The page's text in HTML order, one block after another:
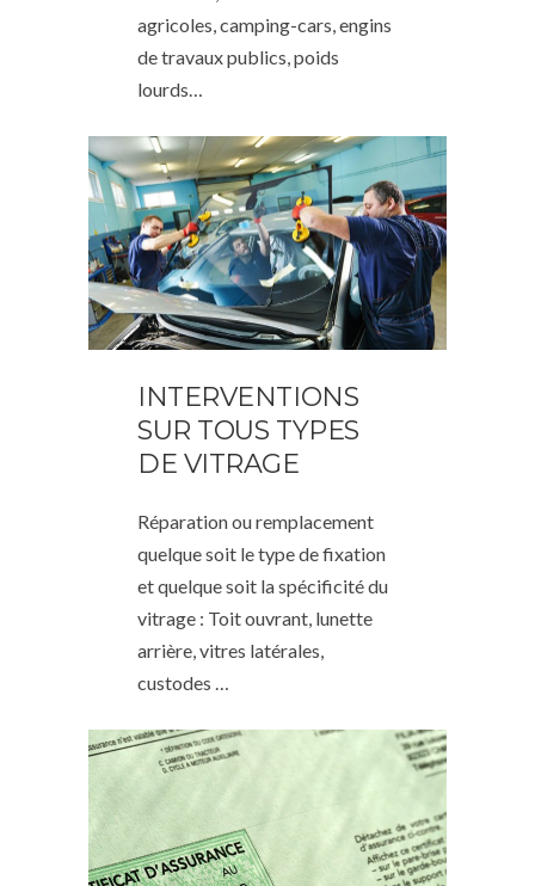
agricoles, camping-cars, engins
de travaux publics, poids
lourds…
INTERVENTIONS
SUR TOUS TYPES
DE VITRAGE
Réparation ou remplacement
quelque soit le type de fixation
et quelque soit la spécificité du
vitrage : Toit ouvrant, lunette
arrière, vitres latérales,
custodes …